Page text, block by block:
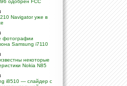
одобрен FCC
Navigator уже в
фотографии
Samsung i7110
некоторые
Nokia N85
i8510 — слайдер с